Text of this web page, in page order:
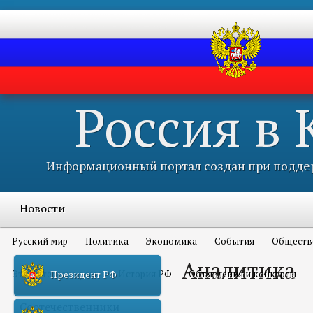
Россия в
Информационный портал создан при
Новости
Русский мир Политика Экономика События
Это интересно всем История РФ Объявления и конкурсы
Соотечественники
Президент РФ Аналитика